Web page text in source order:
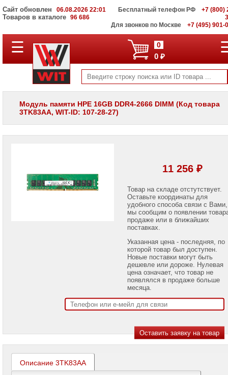
Сайт обновлен 06.08.2026 22:01
Товаров в каталоге 96 686
Бесплатный телефон РФ
+7 (800)
Для звонков по Москве
+7 (495) 901-
ПОЛНЫЙ
КАТАЛОГ
Корпоративные
серверы
WIT
хранения
LCD
панели
Name
Настольные
компьютеры
Apple
☰ 0
0 ₽
Модуль памяти HPE 16GB DDR4-2666 DIMM (Код товара
3TK83AA, WIT-ID: 107-28-27)
11 256 ₽
Товар на складе отстутствует.
Оставьте координаты для
удобного способа связи с Вами,
мы сообщим о появлении
продаже или в ближайших
поставках.
Указанная цена - последняя, по
которой товар был доступен.
Новые поставки могут быть
дешевле или дороже. Нулевая
цена означает, что товар не
появлялся в продаже больше
месяца.
Описание 3TK83AA